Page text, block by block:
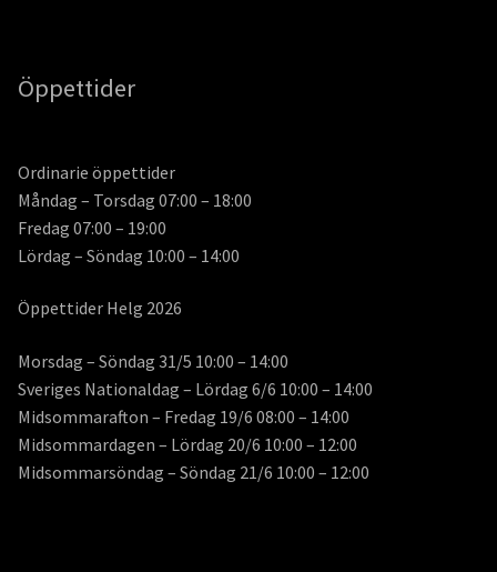
Öppettider
Ordinarie öppettider
Måndag – Torsdag 07:00 – 18:00
Fredag 07:00 – 19:00
Lördag – Söndag 10:00 – 14:00
Öppettider Helg 2026
Morsdag – Söndag 31/5 10:00 – 14:00
Sveriges Nationaldag – Lördag 6/6 10:00 – 14:00
Midsommarafton – Fredag 19/6 08:00 – 14:00
Midsommardagen – Lördag 20/6 10:00 – 12:00
Midsommarsöndag – Söndag 21/6 10:00 – 12:00